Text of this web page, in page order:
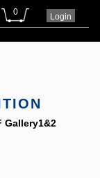
0 Login
Gallery1&2